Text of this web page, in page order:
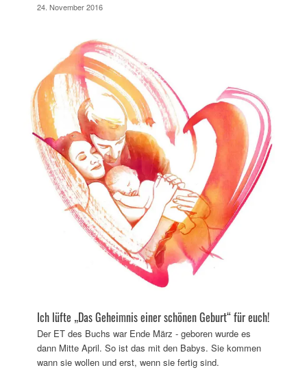
24. November 2016
Ich lüfte „Das Geheimnis einer schönen Geburt“ für euch!
Der ET des Buchs war Ende März - geboren wurde es
dann Mitte April. So ist das mit den Babys. Sie kommen
wann sie wollen und erst, wenn sie fertig sind.